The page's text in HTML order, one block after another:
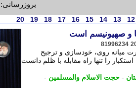
بروزرسانی: 14:36
12
13
14
15
16
17
18
19
20
و صهیونیسم است
81996234
میانه روی، خودسازی و ترجیح
را تنها راه مقابله با ظلم دانست
- حجت الاسلام والمسلمین -